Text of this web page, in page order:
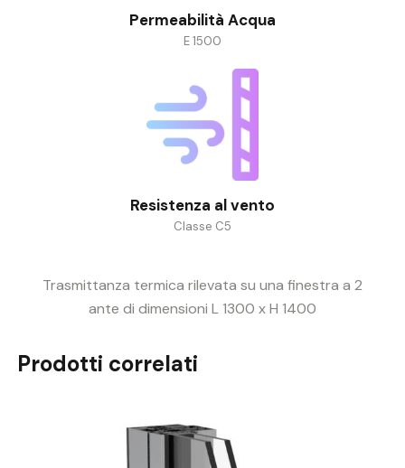
Permeabilità Acqua
E 1500
Resistenza al vento
Classe C5
Trasmittanza termica rilevata su una finestra a 2
ante di dimensioni L 1300 x H 1400
Prodotti correlati